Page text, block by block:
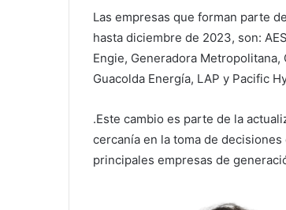
Las empresas que forman parte
hasta diciembre de 2023, son:
Engie, Generadora Metropolitana,
Guacolda Energía, LAP y Pacific
.Este cambio es parte de la
cercanía en la toma de
principales empresas de